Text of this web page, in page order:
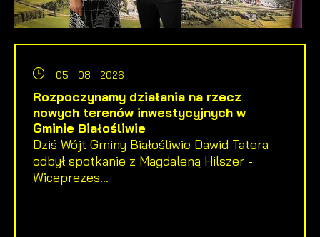
05 - 08 - 2026
Rozpoczynamy działania na rzecz
nowych terenów inwestycyjnych w
Gminie Białośliwie
Dziś Wójt Gminy Białośliwie Dawid Tatera
odbył spotkanie z Magdaleną Hilszer -
Wiceprezes...